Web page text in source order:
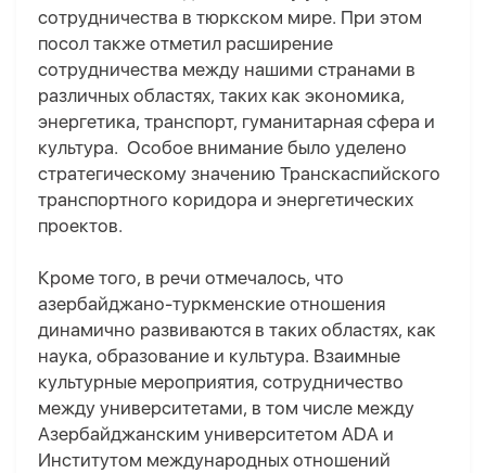
сотрудничества в тюркском мире. При этом
посол также отметил расширение
сотрудничества между нашими странами в
различных областях, таких как экономика,
энергетика, транспорт, гуманитарная сфера и
культура. Особое внимание было уделено
стратегическому значению Транскаспийского
транспортного коридора и энергетических
проектов.
Кроме того, в речи отмечалось, что
азербайджано-туркменские отношения
динамично развиваются в таких областях, как
наука, образование и культура. Взаимные
культурные мероприятия, сотрудничество
между университетами, в том числе между
Азербайджанским университетом ADA и
Институтом международных отношений